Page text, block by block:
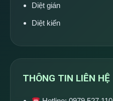
Diệt gián
Diệt kiến
THÔNG TIN LIÊN HỆ